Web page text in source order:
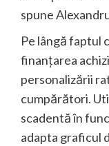
spune
Pe lângă faptul
finanțarea
personalizării
cumpărători.
scadentă în
adapta graficul